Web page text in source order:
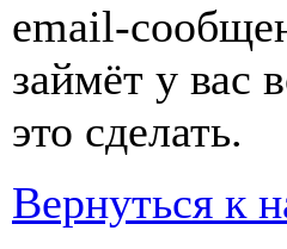
email-
займёт у вас
это сделать.
Вернуться к